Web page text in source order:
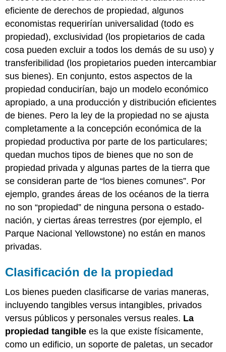
eficiente de derechos de propiedad, algunos
economistas requerirían universalidad (todo es
propiedad), exclusividad (los propietarios de cada
cosa pueden excluir a todos los demás de su uso) y
transferibilidad (los propietarios pueden intercambiar
sus bienes). En conjunto, estos aspectos de la
propiedad conducirían, bajo un modelo económico
apropiado, a una producción y distribución eficientes
de bienes. Pero la ley de la propiedad no se ajusta
completamente a la concepción económica de la
propiedad productiva por parte de los particulares;
quedan muchos tipos de bienes que no son de
propiedad privada y algunas partes de la tierra que
se consideran parte de “los bienes comunes”. Por
ejemplo, grandes áreas de los océanos de la tierra
no son “propiedad” de ninguna persona o estado-
nación, y ciertas áreas terrestres (por ejemplo, el
Parque Nacional Yellowstone) no están en manos
privadas.
Clasificación de la propiedad
Los bienes pueden clasificarse de varias maneras,
incluyendo tangibles versus intangibles, privados
versus públicos y personales versus reales. La
propiedad tangible es la que existe físicamente,
como un edificio, un soporte de paletas, un secador